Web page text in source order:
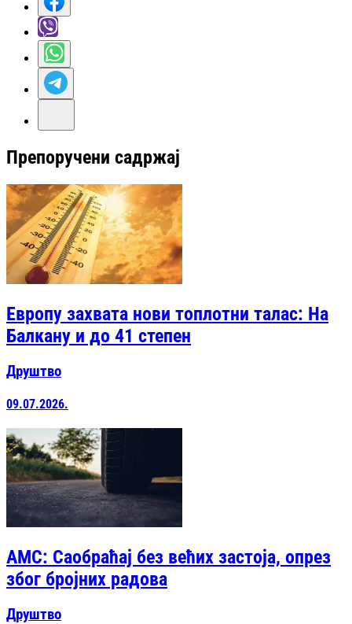
Препоручени садржај
Европу захвата нови топлотни талас: На
Балкану и до 41 степен
Друштво
09.07.2026.
АМС: Саобраћај без већих застоја, опрез
због бројних радова
Друштво